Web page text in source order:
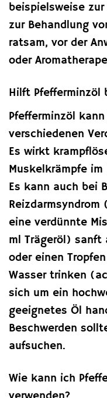
beispielsweise
zur Behandlung
ratsam, vor der
oder
Hilft Pfefferminzöl
Pfefferminzöl
verschiedenen
Es wirkt
Muskelkrämpfe
Es kann auch bei
Reizdarmsyndrom
eine verdünnte
ml Trägeröl) sanft
oder einen
Wasser trinken
sich um ein
geeignetes Öl
Beschwerden
aufsuchen.
Wie kann ich